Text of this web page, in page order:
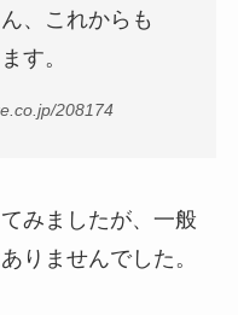
、これからも
す。
208174
みましたが、一般
りませんでした。